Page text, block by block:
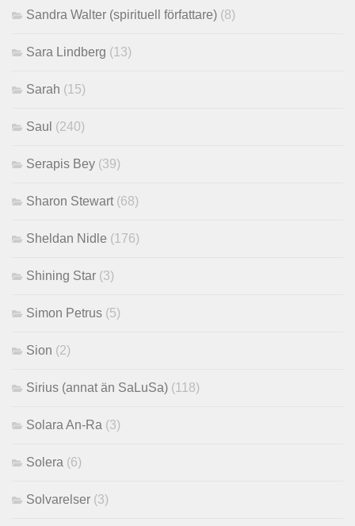
Sandra Walter (spirituell författare) (8)
Sara Lindberg (13)
Sarah (15)
Saul (240)
Serapis Bey (39)
Sharon Stewart (68)
Sheldan Nidle (176)
Shining Star (3)
Simon Petrus (5)
Sion (2)
Sirius (annat än SaLuSa) (118)
Solara An-Ra (3)
Solera (6)
Solvarelser (3)